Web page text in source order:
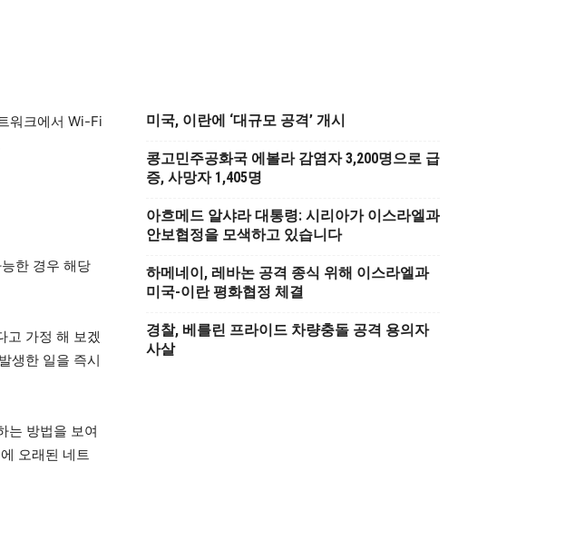
워크에서 Wi-Fi
한 경우 해당
고 가정 해 보겠
생한 일을 즉시
는 방법을 보여
오래된 네트
미국, 이란에 ‘대규모 공격’ 개시
콩고민주공화국 에볼라 감염자 3,200명으로 급
증, 사망자 1,405명
아흐메드 알샤라 대통령: 시리아가 이스라엘과
안보협정을 모색하고 있습니다
하메네이, 레바논 공격 종식 위해 이스라엘과
미국-이란 평화협정 체결
경찰, 베를린 프라이드 차량충돌 공격 용의자
사살